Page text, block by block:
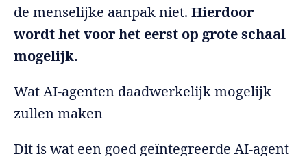
de menselijke aanpak niet.Hierdoor
wordt het voor het eerst op grote schaal
mogelijk.
Wat AI-agenten daadwerkelijk mogelijk
zullen maken
Dit is wat een goed geïntegreerde AI-agent